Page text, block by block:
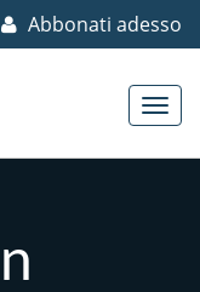
Abbonati adesso